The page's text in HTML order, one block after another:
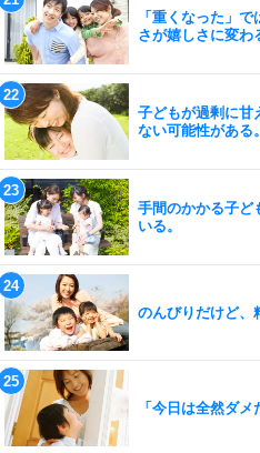
「重くなった」
さが嬉しさに変わ
子どもが過剰に甘
ない可能性がある。
手間のかかる子ど
いる。
のんびりだけど、
「今日は全然ダ